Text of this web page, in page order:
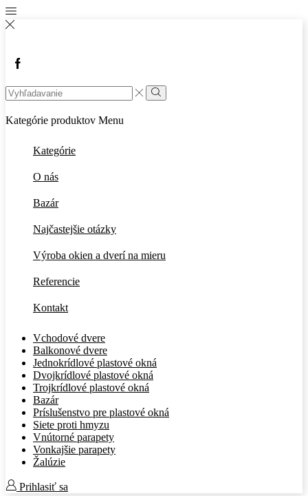
Facebook
Search
input
Vyhľadávanie
Kategórie produktov Menu
Kategórie
O nás
Bazár
Najčastejšie otázky
Výroba okien a dverí na mieru
Referencie
Kontakt
Vchodové dvere
Balkonové dvere
Jednokrídlové plastové okná
Dvojkrídlové plastové okná
Trojkrídlové plastové okná
Bazár
Príslušenstvo pre plastové okná
Siete proti hmyzu
Vnútorné parapety
Vonkajšie parapety
Žalúzie
Prihlasiť sa